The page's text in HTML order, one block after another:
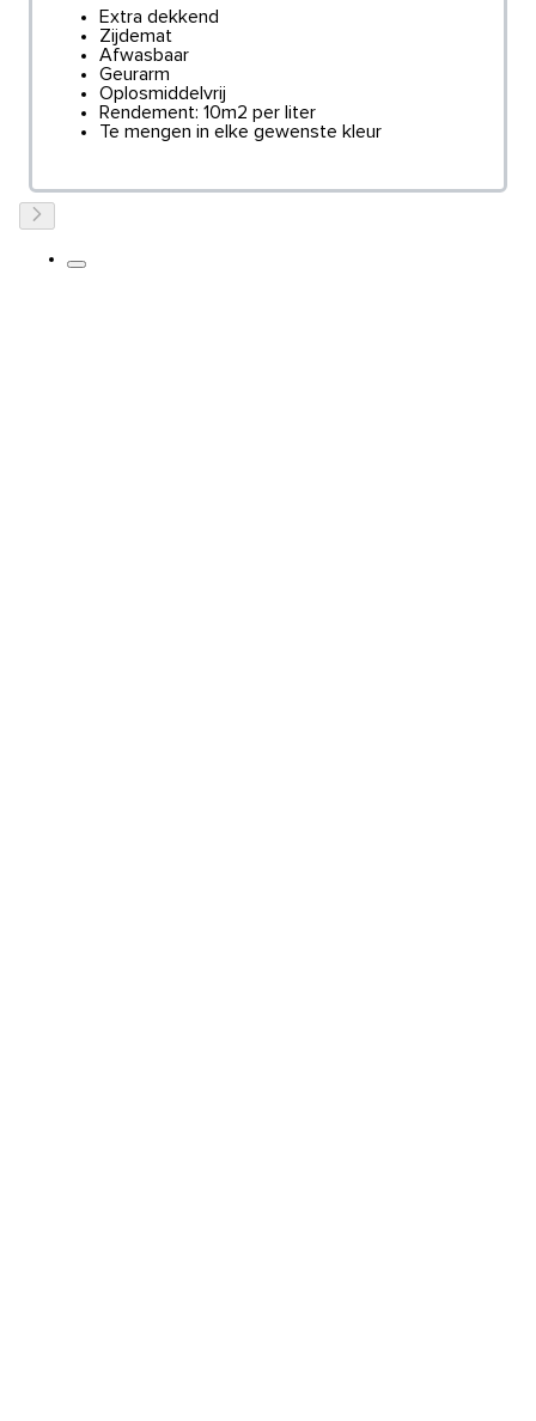
Extra dekkend
Zijdemat
Afwasbaar
Geurarm
Oplosmiddelvrij
Rendement: 10m2 per liter
Te mengen in elke gewenste kleur